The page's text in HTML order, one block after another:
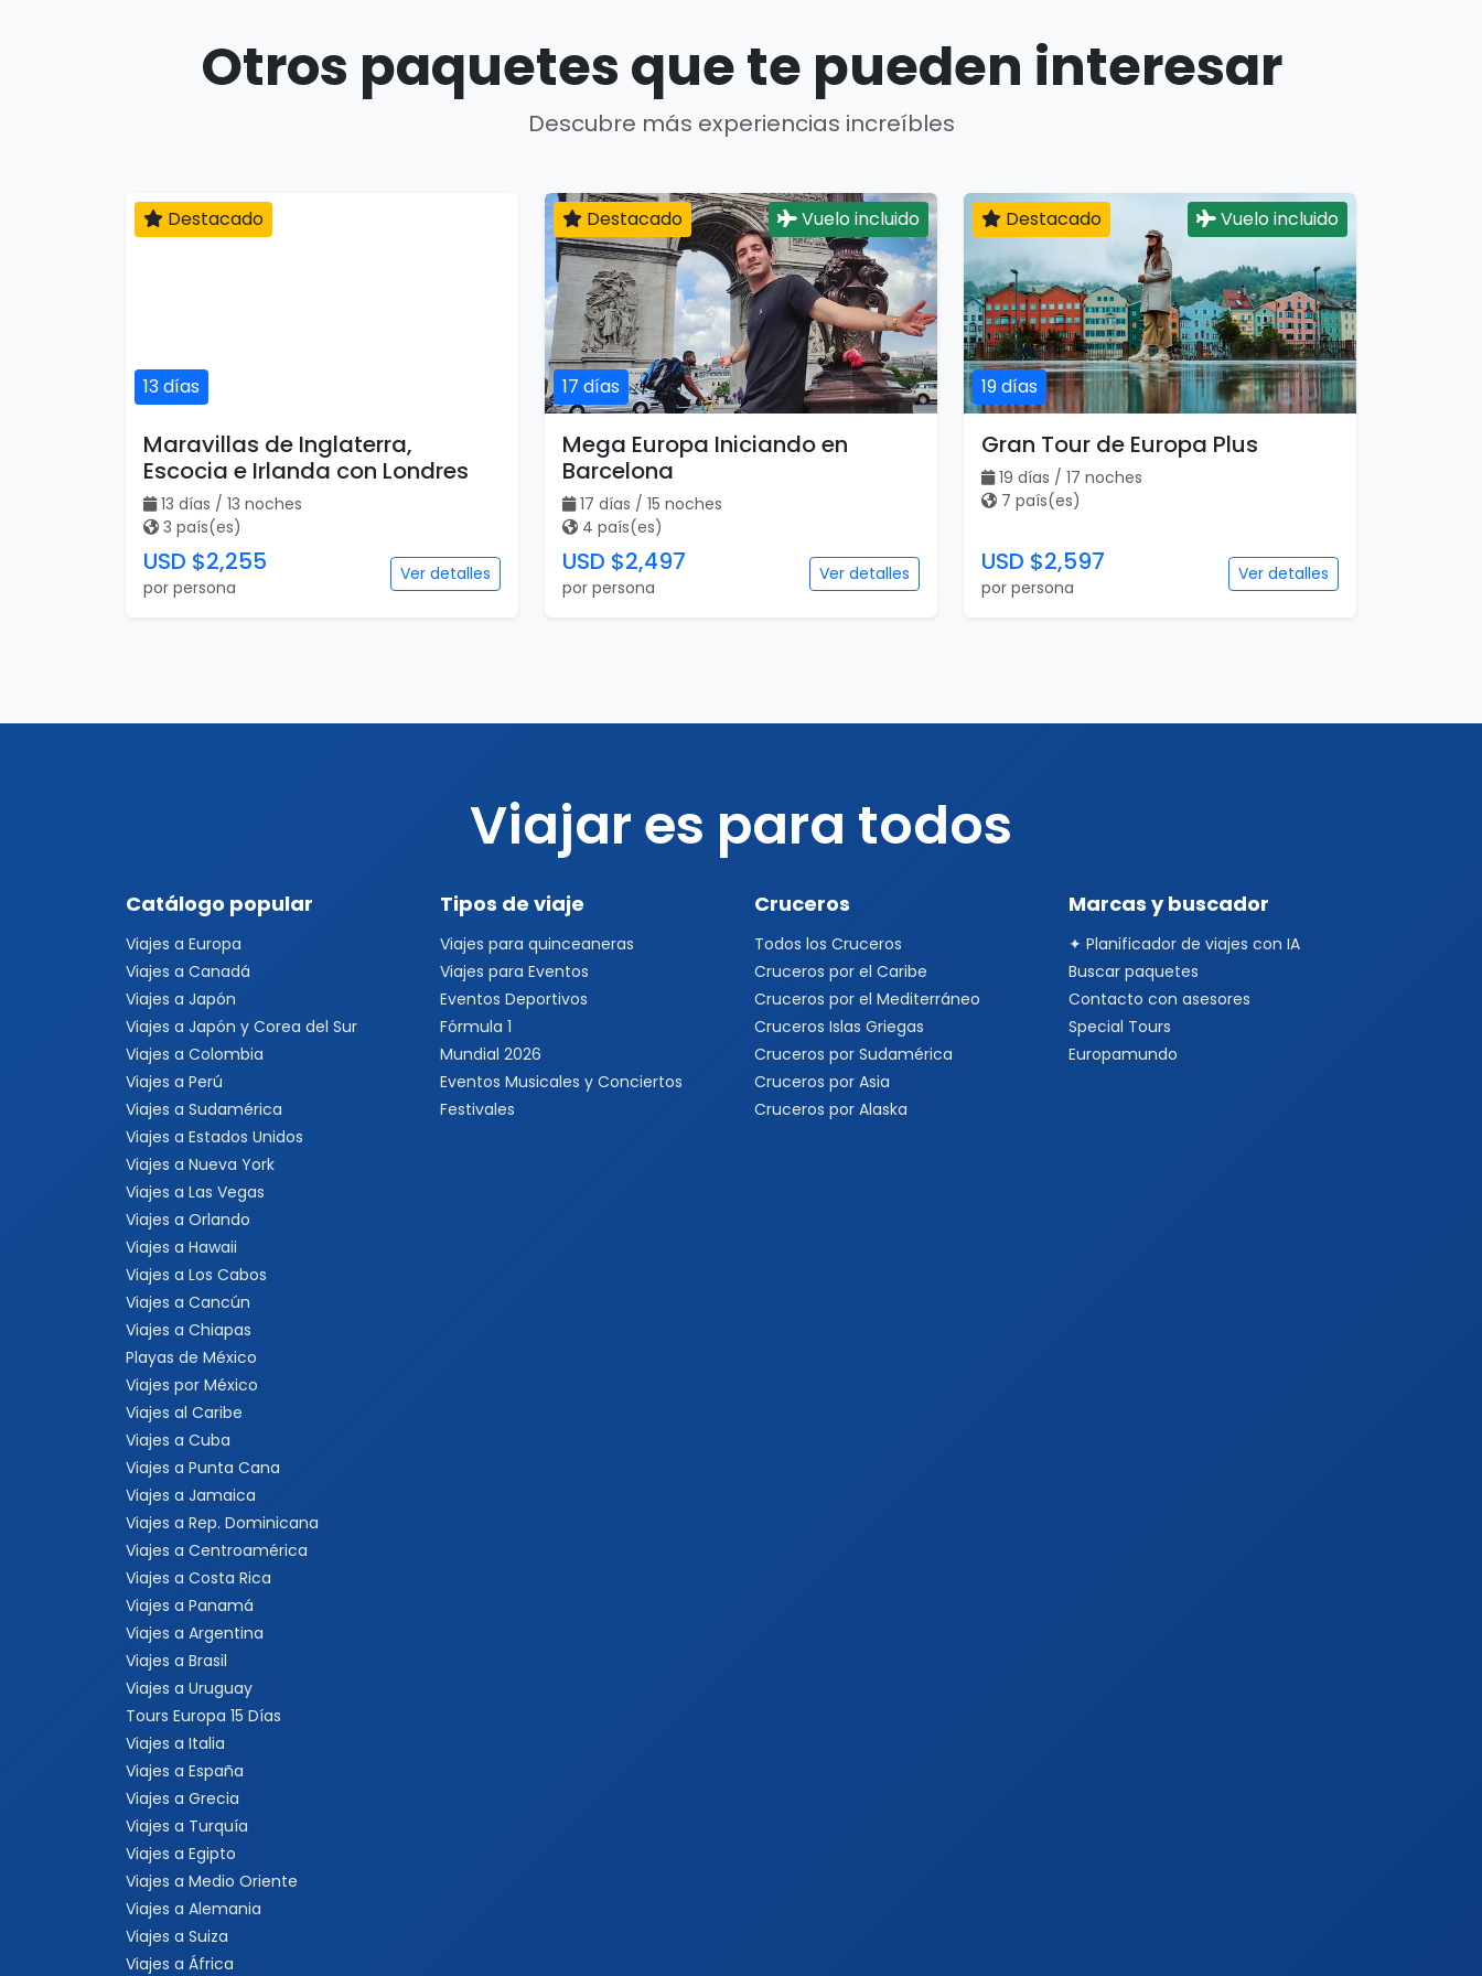
Otros paquetes que te pueden interesar
Descubre más experiencias increíbles
13 días
Destacado
Maravillas de Inglaterra,
Escocia e Irlanda con Londres
13 días / 13 noches
3 país(es)
USD $2,255
por persona
Ver detalles
17 días
Destacado Vuelo incluido
Mega Europa Iniciando en
Barcelona
17 días / 15 noches
4 país(es)
USD $2,497
por persona
Ver detalles
19 días
Destacado Vuelo incluido
Gran Tour de Europa Plus
19 días / 17 noches
7 país(es)
USD $2,597
por persona
Ver detalles
Viajar es para todos
Catálogo popular
Viajes a Europa
Viajes a Canadá
Viajes a Japón
Viajes a Japón y Corea del Sur
Viajes a Colombia
Viajes a Perú
Viajes a Sudamérica
Viajes a Estados Unidos
Viajes a Nueva York
Viajes a Las Vegas
Viajes a Orlando
Viajes a Hawaii
Viajes a Los Cabos
Viajes a Cancún
Viajes a Chiapas
Playas de México
Viajes por México
Viajes al Caribe
Viajes a Cuba
Viajes a Punta Cana
Viajes a Jamaica
Viajes a Rep. Dominicana
Viajes a Centroamérica
Viajes a Costa Rica
Viajes a Panamá
Viajes a Argentina
Viajes a Brasil
Viajes a Uruguay
Tours Europa 15 Días
Viajes a Italia
Viajes a España
Viajes a Grecia
Viajes a Turquía
Viajes a Egipto
Viajes a Medio Oriente
Viajes a Alemania
Viajes a Suiza
Viajes a África
Tipos de viaje
Viajes para quinceaneras
Viajes para Eventos
Eventos Deportivos
Fórmula 1
Mundial 2026
Eventos Musicales y Conciertos
Festivales
Cruceros
Todos los Cruceros
Cruceros por el Caribe
Cruceros por el Mediterráneo
Cruceros Islas Griegas
Cruceros por Sudamérica
Cruceros por Asia
Cruceros por Alaska
Marcas y buscador
✦ Planificador de viajes con IA
Buscar paquetes
Contacto con asesores
Special Tours
Europamundo